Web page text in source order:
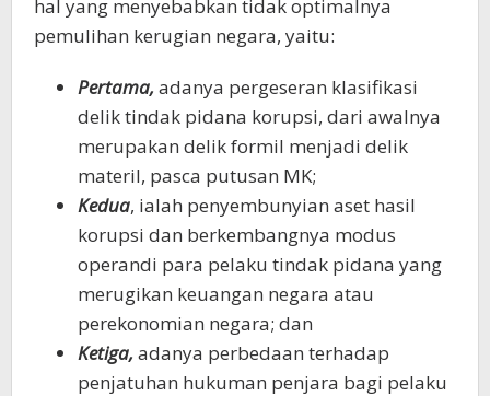
hal yang menyebabkan tidak optimalnya
pemulihan kerugian negara, yaitu:
Pertama, adanya pergeseran klasifikasi
delik tindak pidana korupsi, dari awalnya
merupakan delik formil menjadi delik
materil, pasca putusan MK;
Kedua, ialah penyembunyian aset hasil
korupsi dan berkembangnya modus
operandi para pelaku tindak pidana yang
merugikan keuangan negara atau
perekonomian negara; dan
Ketiga, adanya perbedaan terhadap
penjatuhan hukuman penjara bagi pelaku